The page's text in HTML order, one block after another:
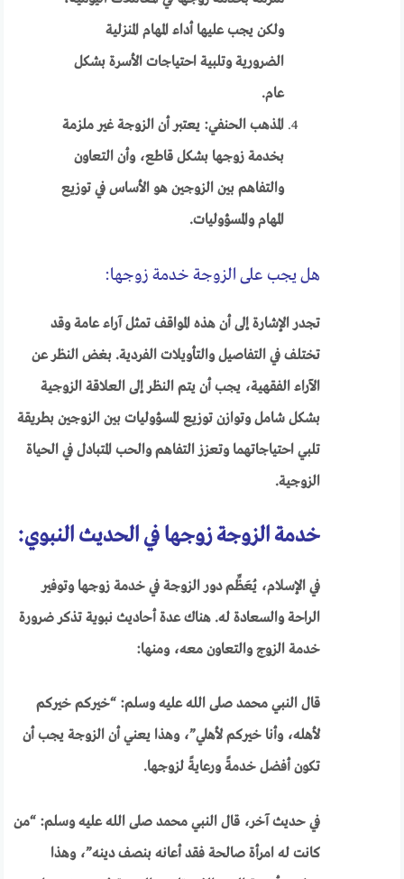
ولكن يجب عليها أداء المهام المنزلية
الضرورية وتلبية احتياجات الأسرة بشكل
عام.
المذهب الحنفي: يعتبر أن الزوجة غير ملزمة
بخدمة زوجها بشكل قاطع، وأن التعاون
والتفاهم بين الزوجين هو الأساس في توزيع
المهام والمسؤوليات.
هل يجب على الزوجة خدمة زوجها:
تجدر الإشارة إلى أن هذه المواقف تمثل آراء عامة وقد
تختلف في التفاصيل والتأويلات الفردية. بغض النظر عن
الآراء الفقهية، يجب أن يتم النظر إلى العلاقة الزوجية
بشكل شامل وتوازن توزيع المسؤوليات بين الزوجين بطريقة
تلبي احتياجاتهما وتعزز التفاهم والحب المتبادل في الحياة
الزوجية.
خدمة الزوجة زوجها في الحديث النبوي:
في الإسلام، يُعَظِّم دور الزوجة في خدمة زوجها وتوفير
الراحة والسعادة له. هناك عدة أحاديث نبوية تذكر ضرورة
خدمة الزوج والتعاون معه، ومنها:
قال النبي محمد صلى الله عليه وسلم: “خيركم خيركم
لأهله، وأنا خيركم لأهلي”، وهذا يعني أن الزوجة يجب أن
تكون أفضل خدمةً ورعايةً لزوجها.
في حديث آخر، قال النبي محمد صلى الله عليه وسلم: “من
كانت له امرأة صالحة فقد أعانه بنصف دينه”، وهذا